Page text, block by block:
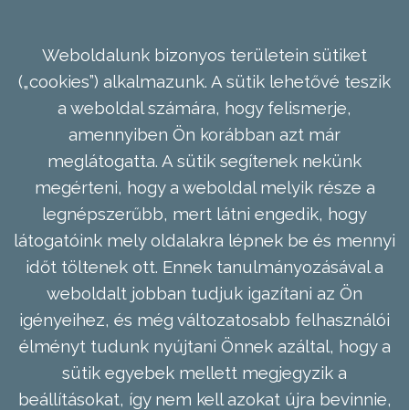
Weboldalunk bizonyos területein sütiket
(„cookies”) alkalmazunk. A sütik lehetővé teszik
a weboldal számára, hogy felismerje,
amennyiben Ön korábban azt már
meglátogatta. A sütik segítenek nekünk
megérteni, hogy a weboldal melyik része a
legnépszerűbb, mert látni engedik, hogy
látogatóink mely oldalakra lépnek be és mennyi
időt töltenek ott. Ennek tanulmányozásával a
weboldalt jobban tudjuk igazítani az Ön
igényeihez, és még változatosabb felhasználói
élményt tudunk nyújtani Önnek azáltal, hogy a
sütik egyebek mellett megjegyzik a
beállításokat, így nem kell azokat újra bevinnie,